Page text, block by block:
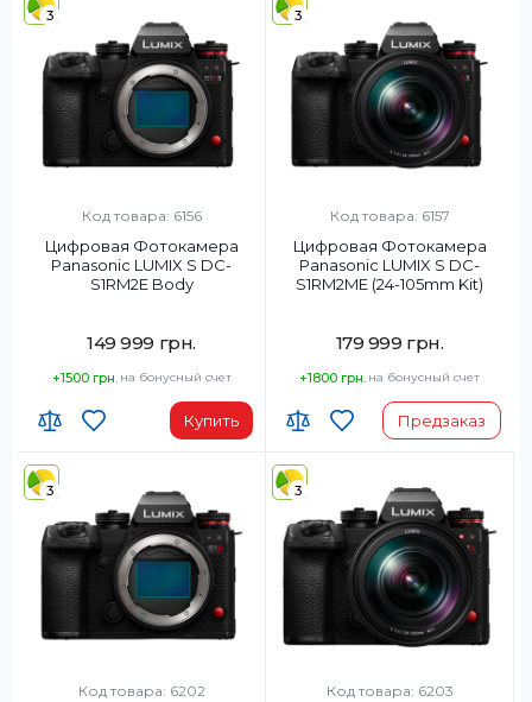
3
Код товара: 6156
Цифровая Фотокамера
Panasonic LUMIX S DC-
S1RM2E Body
149 999 грн.
+1500 грн. на бонусный счет
Купить
3
Код товара: 6157
Цифровая Фотокамера
Panasonic LUMIX S DC-
S1RM2ME (24-105mm Kit)
179 999 грн.
+1800 грн. на бонусный счет
Предзаказ
3
Код товара: 6202
3
Код товара: 6203